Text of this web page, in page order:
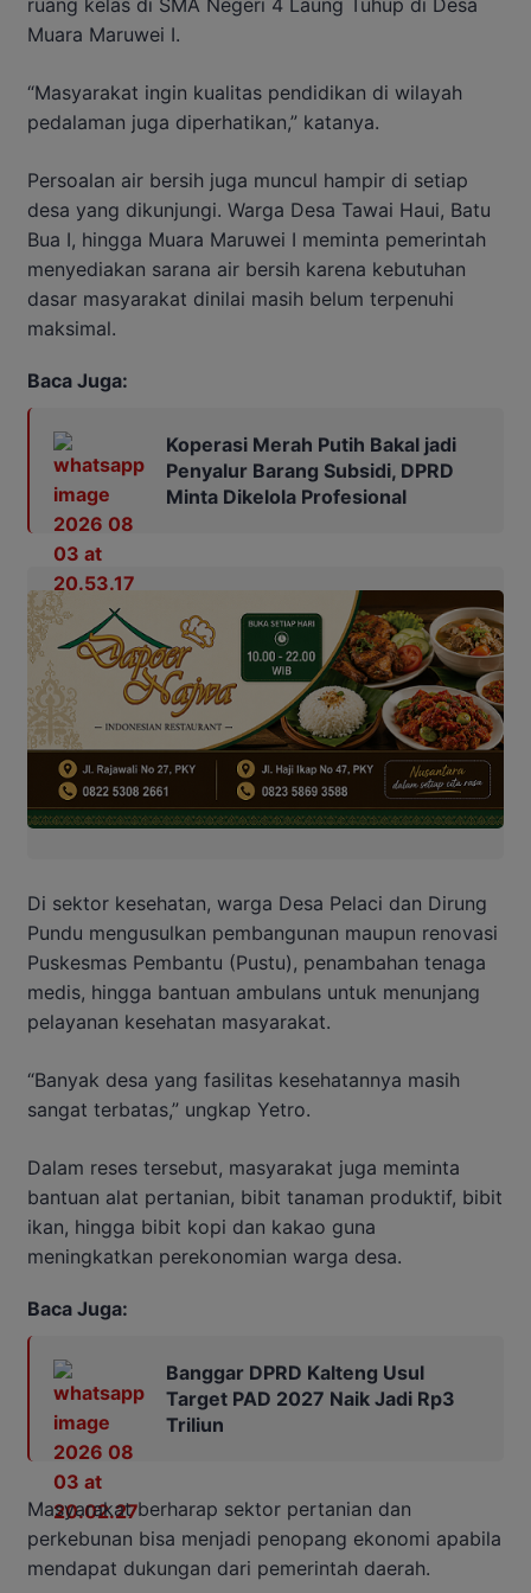
Muara Maruwei I.
“Masyarakat ingin kualitas pendidikan di wilayah
pedalaman juga diperhatikan,” katanya.
Persoalan air bersih juga muncul hampir di setiap
desa yang dikunjungi. Warga Desa Tawai Haui, Batu
Bua I, hingga Muara Maruwei I meminta pemerintah
menyediakan sarana air bersih karena kebutuhan
dasar masyarakat dinilai masih belum terpenuhi
maksimal.
Baca Juga:
Koperasi Merah Putih Bakal jadi
Penyalur Barang Subsidi, DPRD
Minta Dikelola Profesional
Di sektor kesehatan, warga Desa Pelaci dan Dirung
Pundu mengusulkan pembangunan maupun renovasi
Puskesmas Pembantu (Pustu), penambahan tenaga
medis, hingga bantuan ambulans untuk menunjang
pelayanan kesehatan masyarakat.
“Banyak desa yang fasilitas kesehatannya masih
sangat terbatas,” ungkap Yetro.
Dalam reses tersebut, masyarakat juga meminta
bantuan alat pertanian, bibit tanaman produktif, bibit
ikan, hingga bibit kopi dan kakao guna
meningkatkan perekonomian warga desa.
Baca Juga:
Banggar DPRD Kalteng Usul
Target PAD 2027 Naik Jadi Rp3
Triliun
Masyarakat berharap sektor pertanian dan
perkebunan bisa menjadi penopang ekonomi apabila
mendapat dukungan dari pemerintah daerah.